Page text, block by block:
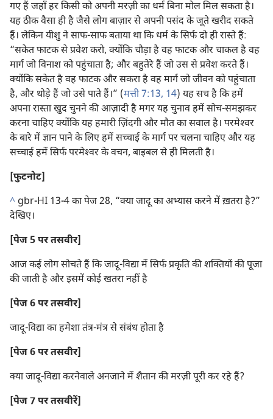
गए हैं जहाँ हर किसी को अपनी मरज़ी का धर्म बिना मोल मिल सकता है।
यह ठीक वैसा ही है जैसे लोग बाज़ार से अपनी पसंद के जूते खरीद सकते
हैं। लेकिन यीशु ने साफ-साफ बताया था कि धर्म के सिर्फ दो ही रास्ते हैं:
“सकेत फाटक से प्रवेश करो, क्योंकि चौड़ा है वह फाटक और चाकल है वह
मार्ग जो विनाश को पहुंचाता है; और बहुतेरे हैं जो उस से प्रवेश करते हैं।
क्योंकि सकेत है वह फाटक और सकरा है वह मार्ग जो जीवन को पहुंचाता
है, और थोड़े हैं जो उसे पाते हैं।” (मत्ती 7:13, 14) यह सच है कि हमें
अपना रास्ता खुद चुनने की आज़ादी है मगर यह चुनाव हमें सोच-समझकर
करना चाहिए क्योंकि यह हमारी ज़िंदगी और मौत का सवाल है। परमेश्‍वर
के बारे में ज्ञान पाने के लिए हमें सच्चाई के मार्ग पर चलना चाहिए और यह
सच्चाई हमें सिर्फ परमेश्‍वर के वचन, बाइबल से ही मिलती है।
[फुटनोट]
^ gbr-HI 13-4 का पेज 28, “क्या जादू का अभ्यास करने में ख़तरा है?”
देखिए।
[पेज 5 पर तसवीर]
आज कई लोग सोचते हैं कि जादू-विद्या में सिर्फ प्रकृति की शक्‍तियों की पूजा
की जाती है और इसमें कोई खतरा नहीं है
[पेज 6 पर तसवीर]
जादू-विद्या का हमेशा तंत्र-मंत्र से संबंध होता है
[पेज 6 पर तसवीर]
क्या जादू-विद्या करनेवाले अनजाने में शैतान की मरज़ी पूरी कर रहे हैं?
[पेज 7 पर तसवीरें]